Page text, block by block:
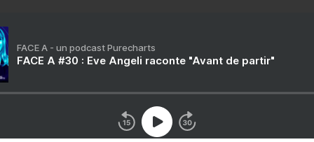
FACE A - un podcast Purecharts
FACE A #30 : Eve Angeli raconte "Avant de partir"